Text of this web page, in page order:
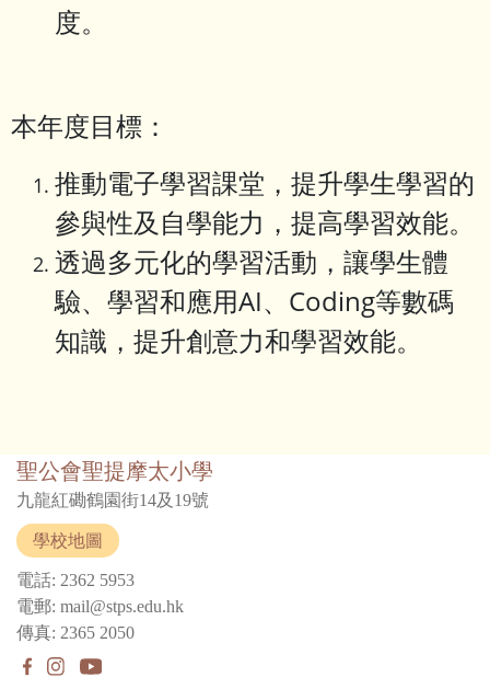
度。
本年度目標：
推動電子學習課堂，提升學生學習的
參與性及自學能力，提高學習效能。
透過多元化的學習活動，讓學生體
驗、學習和應用AI、Coding等數碼
知識，提升創意力和學習效能。
聖公會聖提摩太小學
九龍紅磡鶴園街14及19號
學校地圖
電話: 2362 5953
電郵: mail@stps.edu.hk
傳真: 2365 2050